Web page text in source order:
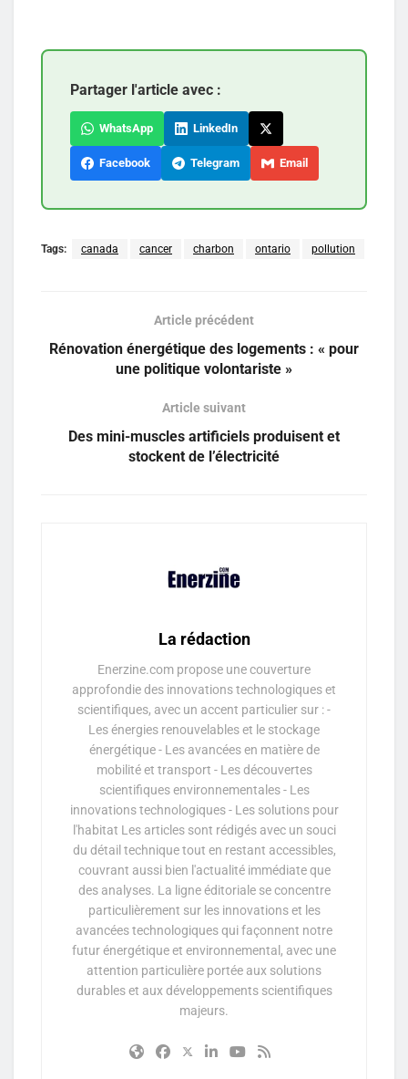
Partager l'article avec :
WhatsApp LinkedIn
Facebook Telegram Email
Tags: canada cancer charbon ontario pollution
Article précédent
Rénovation énergétique des logements : « pour
une politique volontariste »
Article suivant
Des mini-muscles artificiels produisent et
stockent de l’électricité
La rédaction
Enerzine.com propose une couverture
approfondie des innovations technologiques et
scientifiques, avec un accent particulier sur : -
Les énergies renouvelables et le stockage
énergétique - Les avancées en matière de
mobilité et transport - Les découvertes
scientifiques environnementales - Les
innovations technologiques - Les solutions pour
l'habitat Les articles sont rédigés avec un souci
du détail technique tout en restant accessibles,
couvrant aussi bien l'actualité immédiate que
des analyses. La ligne éditoriale se concentre
particulièrement sur les innovations et les
avancées technologiques qui façonnent notre
futur énergétique et environnemental, avec une
attention particulière portée aux solutions
durables et aux développements scientifiques
majeurs.